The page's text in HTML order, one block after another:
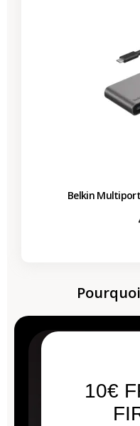
Belkin
Pourquoi
10€